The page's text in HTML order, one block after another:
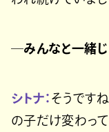
─みんなと一緒じ
シトナ： そうです
の子だけ変わっ